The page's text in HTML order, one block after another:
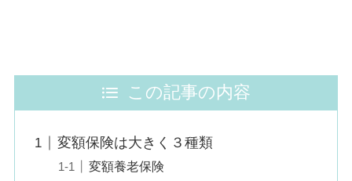
この記事の内容
変額保険は大きく３種類
変額養老保険